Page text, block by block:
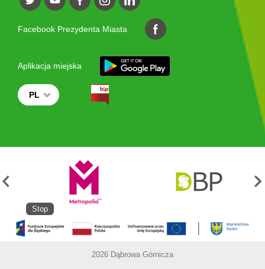
Facebook Prezydenta Miasta
Aplikacja miejska
PL
Stop
2026 Dąbrowa Górnicza